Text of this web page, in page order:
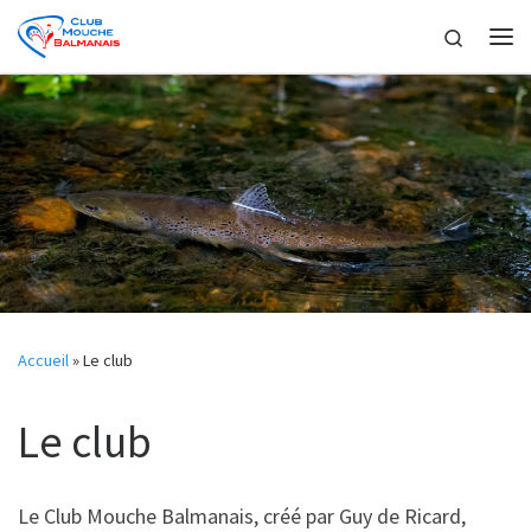
Skip to content
Search
Accueil»Le club
Le club
Le Club Mouche Balmanais, créé par Guy de Ricard,